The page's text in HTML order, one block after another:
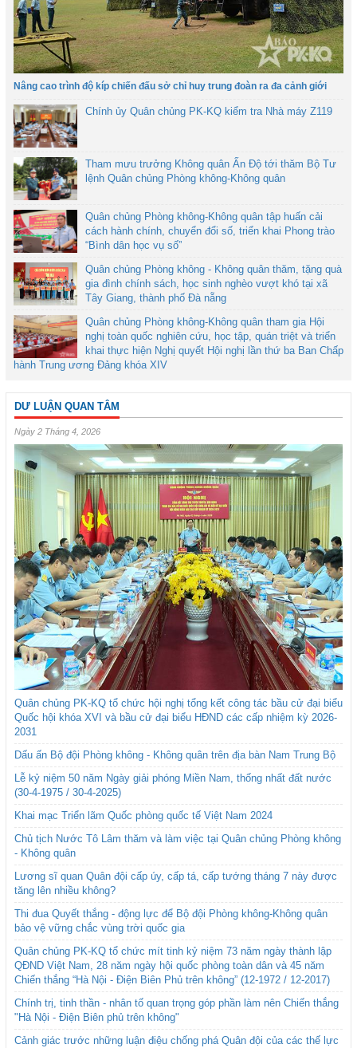
Nâng cao trình độ kíp chiến đấu sở chỉ huy trung đoàn ra đa cảnh giới
Chính ủy Quân chủng PK-KQ kiểm tra Nhà máy Z119
Tham mưu trưởng Không quân Ấn Độ tới thăm Bộ Tư
lệnh Quân chủng Phòng không-Không quân
Quân chủng Phòng không-Không quân tập huấn cải
cách hành chính, chuyển đổi số, triển khai Phong trào
“Bình dân học vụ số”
Quân chủng Phòng không - Không quân thăm, tặng quà
gia đình chính sách, học sinh nghèo vượt khó tại xã
Tây Giang, thành phố Đà nẵng
Quân chủng Phòng không-Không quân tham gia Hội
nghị toàn quốc nghiên cứu, học tập, quán triệt và triển
khai thực hiện Nghị quyết Hội nghị lần thứ ba Ban Chấp
hành Trung ương Đảng khóa XIV
DƯ LUẬN QUAN TÂM
Ngày 2 Tháng 4, 2026
Quân chủng PK-KQ tổ chức hội nghị tổng kết công tác bầu cử đại biểu
Quốc hội khóa XVI và bầu cử đại biểu HĐND các cấp nhiệm kỳ 2026-
2031
Dấu ấn Bộ đội Phòng không - Không quân trên địa bàn Nam Trung Bộ
Lễ kỷ niệm 50 năm Ngày giải phóng Miền Nam, thống nhất đất nước
(30-4-1975 / 30-4-2025)
Khai mạc Triển lãm Quốc phòng quốc tế Việt Nam 2024
Chủ tịch Nước Tô Lâm thăm và làm việc tại Quân chủng Phòng không
- Không quân
Lương sĩ quan Quân đội cấp úy, cấp tá, cấp tướng tháng 7 này được
tăng lên nhiều không?
Thi đua Quyết thắng - động lực để Bộ đội Phòng không-Không quân
bảo vệ vững chắc vùng trời quốc gia
Quân chủng PK-KQ tổ chức mít tinh kỷ niệm 73 năm ngày thành lập
QĐND Việt Nam, 28 năm ngày hội quốc phòng toàn dân và 45 năm
Chiến thắng “Hà Nội - Điện Biên Phủ trên không” (12-1972 / 12-2017)
Chính trị, tinh thần - nhân tố quan trọng góp phần làm nên Chiến thắng
"Hà Nội - Điện Biên phủ trên không"
Cảnh giác trước những luận điệu chống phá Quân đội của các thế lực